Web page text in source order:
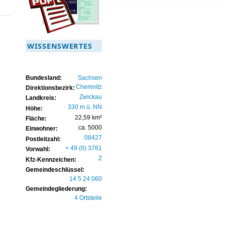
WISSENSWERTES
Bundesland:
Sachsen
Direktionsbezirk: Chemnitz
Landkreis:
Zwickau
Höhe:
330 m ü. NN
Fläche:
22,59 km²
Einwohner:
ca. 5000
Postleitzahl:
08427
Vorwahl:
+ 49 (0) 3761
Kfz-Kennzeichen:
Z
Gemeindeschlüssel:
14 5 24 060
Gemeindegliederung:
4 Ortsteile